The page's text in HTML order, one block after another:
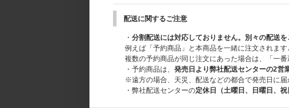
配送に関するご注意
・ 分割配送には対応しておりません。別々の配送
例えば「予約商品」と本商品を一緒に注文されま
複数の予約商品が同じ注文にあった場合は、「一
・予約商品は、 発売日より弊社配送センターの2営
※遠方の場合、天災、配送などの都合で発売日に届
・弊社配送センターの定休日（土曜日、日曜日、祝